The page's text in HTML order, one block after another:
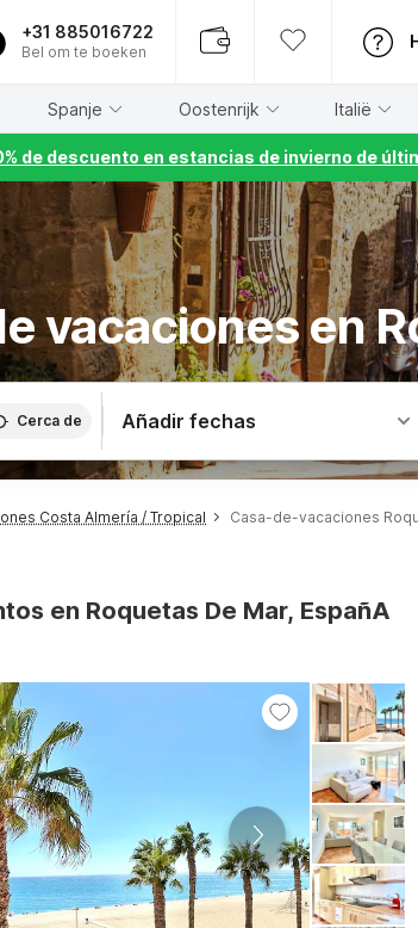
+31 885016722
Bel om te boeken
Spanje Oostenrijk Italië
de descuento en estancias de invierno de
vacaciones en
Cerca de Añadir fechas
Costa Almería / Tropical Casa-de-vacaciones
en Roquetas De Mar, EspañA